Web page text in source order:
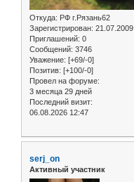
Откуда: РФ г.Рязань62
Зарегистрирован: 21.07.2009
Приглашений: 0
Сообщений: 3746
Уважение: [+69/-0]
Позитив: [+100/-0]
Провел на форуме:
3 месяца 29 дней
Последний визит:
06.08.2026 12:47
serj_on
Активный участник